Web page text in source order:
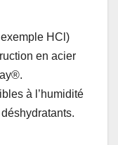
HCl)
en acier
à l’humidité